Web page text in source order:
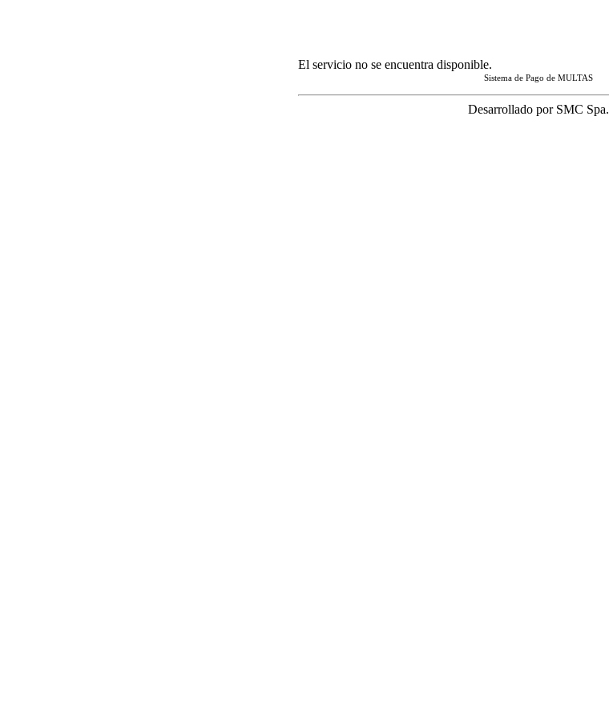
El servicio no se encuentra disponible.
Sistema de Pago de MULTAS
Desarrollado por SMC Spa.